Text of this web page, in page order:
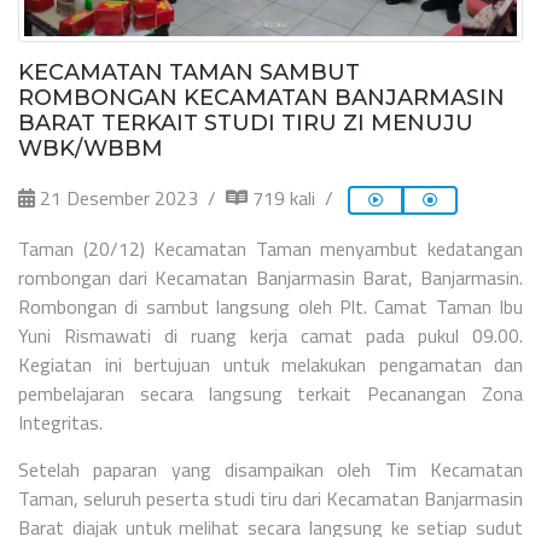
KECAMATAN TAMAN SAMBUT
ROMBONGAN KECAMATAN BANJARMASIN
BARAT TERKAIT STUDI TIRU ZI MENUJU
WBK/WBBM
21 Desember 2023
719 kali
Taman (20/12) Kecamatan Taman menyambut kedatangan
rombongan dari Kecamatan Banjarmasin Barat, Banjarmasin.
Rombongan di sambut langsung oleh Plt. Camat Taman Ibu
Yuni Rismawati di ruang kerja camat pada pukul 09.00.
Kegiatan ini bertujuan untuk melakukan pengamatan dan
pembelajaran secara langsung terkait Pecanangan Zona
Integritas.
Setelah paparan yang disampaikan oleh Tim Kecamatan
Taman, seluruh peserta studi tiru dari Kecamatan Banjarmasin
Barat diajak untuk melihat secara langsung ke setiap sudut